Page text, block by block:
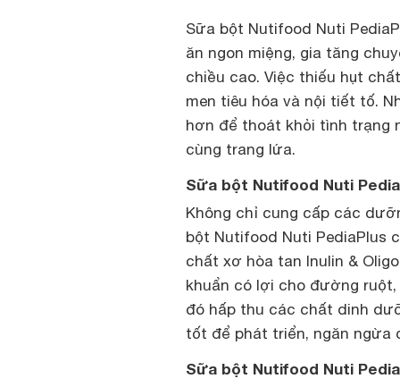
Sữa bột Nutifood Nuti
ăn ngon miệng, gia tăng
chiều cao. Việc thiếu hụt
men tiêu hóa và nội tiết tố.
hơn để thoát khỏi tình trạng
cùng trang lứa.
Sữa bột Nutifood Nuti
Không chỉ cung cấp các
bột Nutifood Nuti PediaPlus
chất xơ hòa tan Inulin &
khuẩn có lợi cho đường
đó hấp thu các chất dinh
tốt để phát triển, ngăn ngừa
Sữa bột Nutifood Nuti